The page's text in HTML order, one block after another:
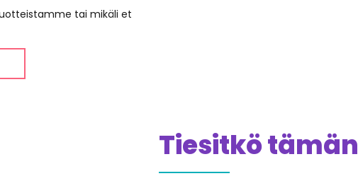
tai mikäli et
Tiesitkö